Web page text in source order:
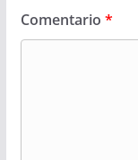
Comentario *